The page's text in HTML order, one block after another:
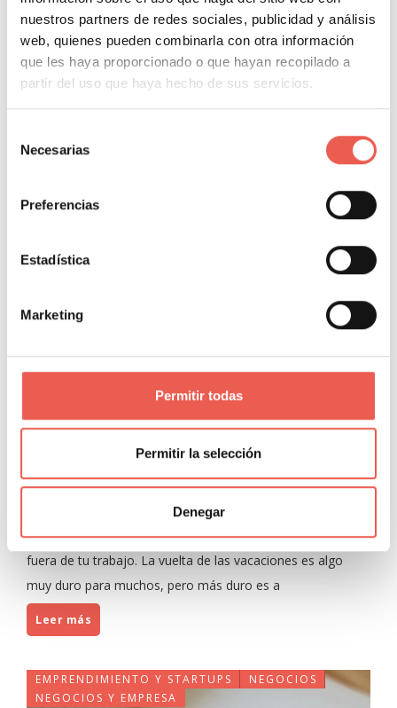
nuestros partners de redes sociales, publicidad y análisis
web, quienes pueden combinarla con otra información
que les haya proporcionado o que hayan recopilado a
partir del uso que haya hecho de sus servicios.
Necesarias
Preferencias
Estadística
Marketing
Permitir todas
Permitir la selección
Denegar
Javier Sancho Piqueras 0 Comentarios
En el ámbito laboral, en repetidas y a veces excesivas
oportunidades podemos sentir que estamos
sobrecargados – demasiada información, demasiados
el mindfulness se
NEGOCIOS Y EMPRESA
Cómo mejorar la productividad
en la oficina: 10 consejos clave
Estas pautas te ayudarán a estar mejor tanto dentro como
fuera de tu trabajo. La vuelta de las vacaciones es algo
muy duro para muchos, pero más duro es a
Leer más
EMPRENDIMIENTO Y STARTUPS
NEGOCIOS
NEGOCIOS Y EMPRESA